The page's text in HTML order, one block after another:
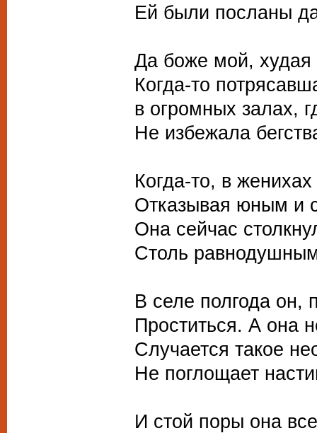
Ей были посланы
Да боже мой,
Когда-то
в огромных залах,
Не избежала
Когда-то, в
Отказывая юным и
Она сейчас
Столь
В селе полгода он,
Проститься. А она
Случается такое
Не поглощает
И стой поры она